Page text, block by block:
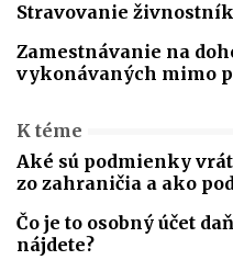
Stravovanie
Zamestnávanie na
vykonávaných mimo
K téme
Aké sú podmienky
zo zahraničia a ako
Čo je to osobný účet
nájdete?